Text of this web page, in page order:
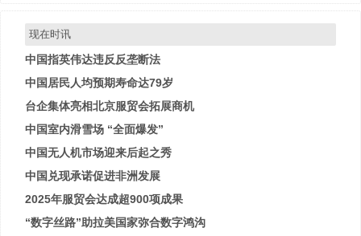
现在时讯
中国指英伟达违反反垄断法
中国居民人均预期寿命达79岁
台企集体亮相北京服贸会拓展商机
中国室内滑雪场 “全面爆发”
中国无人机市场迎来后起之秀
中国兑现承诺促进非洲发展
2025年服贸会达成超900项成果
“数字丝路”助拉美国家弥合数字鸿沟